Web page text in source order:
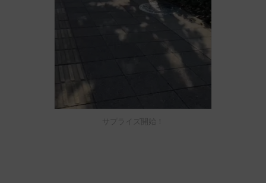
サプライズ開始！